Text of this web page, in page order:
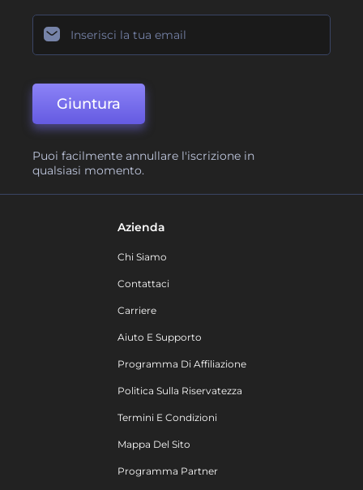
Giuntura
Puoi facilmente annullare l'iscrizione in
qualsiasi momento.
Azienda
Chi Siamo
Contattaci
Carriere
Aiuto E Supporto
Programma Di Affiliazione
Politica Sulla Riservatezza
Termini E Condizioni
Mappa Del Sito
Programma Partner